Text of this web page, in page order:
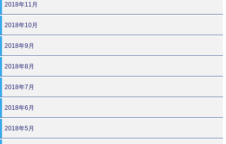
2018年11月
2018年10月
2018年9月
2018年8月
2018年7月
2018年6月
2018年5月